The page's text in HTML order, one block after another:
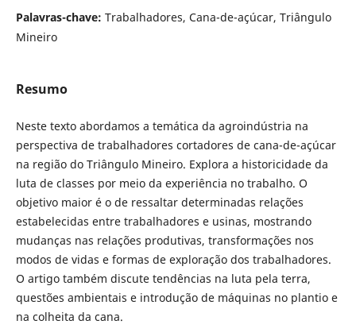
Palavras-chave: Trabalhadores, Cana-de-açúcar, Triângulo
Mineiro
Resumo
Neste texto abordamos a temática da agroindústria na
perspectiva de trabalhadores cortadores de cana-de-açúcar
na região do Triângulo Mineiro. Explora a historicidade da
luta de classes por meio da experiência no trabalho. O
objetivo maior é o de ressaltar determinadas relações
estabelecidas entre trabalhadores e usinas, mostrando
mudanças nas relações produtivas, transformações nos
modos de vidas e formas de exploração dos trabalhadores.
O artigo também discute tendências na luta pela terra,
questões ambientais e introdução de máquinas no plantio e
na colheita da cana.